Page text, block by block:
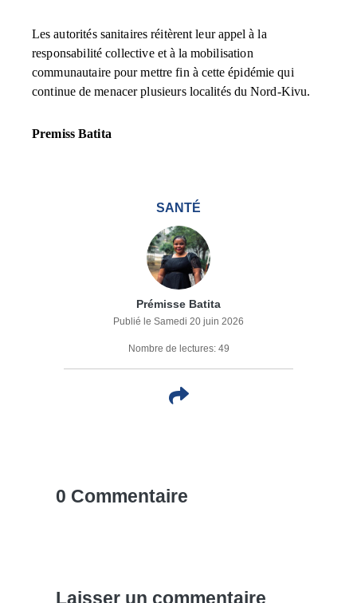
Les autorités sanitaires réitèrent leur appel à la
responsabilité collective et à la mobilisation
communautaire pour mettre fin à cette épidémie qui
continue de menacer plusieurs localités du Nord-Kivu.
Premiss Batita
SANTÉ
Prémisse Batita
Publié le Samedi 20 juin 2026
Nombre de lectures: 49
0 Commentaire
Laisser un commentaire